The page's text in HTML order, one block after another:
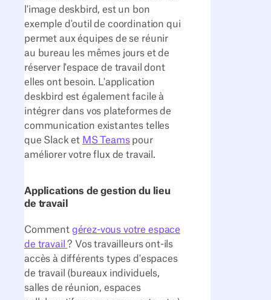
l'image deskbird, est un bon
exemple d'outil de coordination qui
permet aux équipes de se réunir
au bureau les mêmes jours et de
réserver l'espace de travail dont
elles ont besoin. L'application
deskbird est également facile à
intégrer dans vos plateformes de
communication existantes telles
que Slack et MS Teamspour
améliorer votre flux de travail.
Applications de gestion du lieu
de travail
Comment gérez-vous votre espace
de travail? Vos travailleurs ont-ils
accès à différents types d'espaces
de travail (bureaux individuels,
salles de réunion, espaces